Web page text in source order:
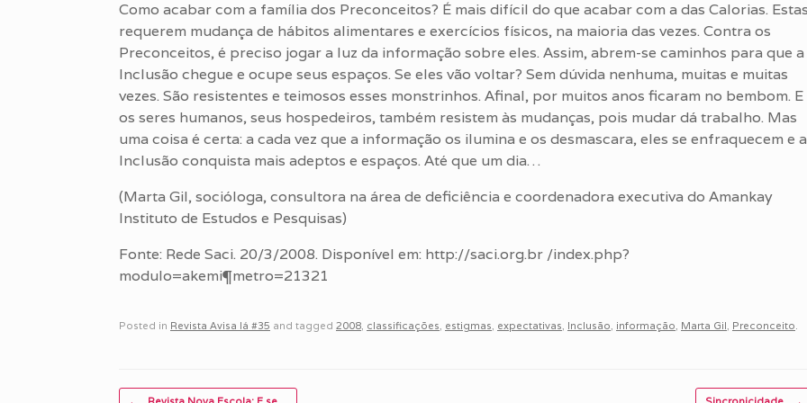
Como acabar com a família dos Preconceitos? É mais difícil do que acabar com a das Calorias.
requerem mudança de hábitos alimentares e exercícios físicos, na maioria das vezes. Contra os
Preconceitos, é preciso jogar a luz da informação sobre eles. Assim, abrem-se caminhos para que a
Inclusão chegue e ocupe seus espaços. Se eles vão voltar? Sem dúvida nenhuma, muitas e muitas
vezes. São resistentes e teimosos esses monstrinhos. Afinal, por muitos anos ficaram no bembom. E
os seres humanos, seus hospedeiros, também resistem às mudanças, pois mudar dá trabalho. Mas
uma coisa é certa: a cada vez que a informação os ilumina e os desmascara, eles se enfraquecem e a
Inclusão conquista mais adeptos e espaços. Até que um dia…
(Marta Gil, socióloga, consultora na área de deficiência e coordenadora executiva do Amankay
Instituto de Estudos e Pesquisas)
Fonte: Rede Saci. 20/3/2008. Disponível em: http://saci.org.br /index.php?
modulo=akemi¶metro=21321
Posted in Revista Avisa lá #35 and tagged 2008 classificações estigmas expectativas Inclusão informação Marta Gil Preconceito
Post navigation